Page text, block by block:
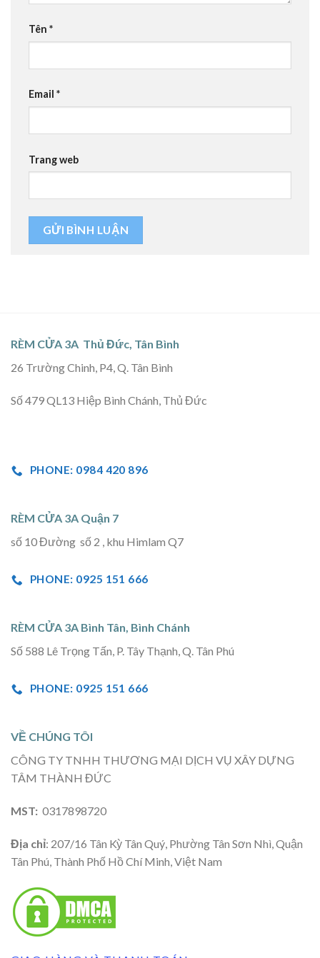
Tên *
Email *
Trang web
RÈM CỬA 3A Thủ Đức, Tân Bình
26 Trường Chinh, P4, Q. Tân Bình
Số 479 QL13 Hiệp Bình Chánh, Thủ Đức
PHONE: 0984 420 896
RÈM CỬA 3A Quận 7
số 10 Đường số 2 , khu Himlam Q7
PHONE: 0925 151 666
RÈM CỬA 3A Bình Tân, Bình Chánh
Số 588 Lê Trọng Tấn, P. Tây Thạnh, Q. Tân Phú
PHONE: 0925 151 666
VỀ CHÚNG TÔI
CÔNG TY TNHH THƯƠNG MẠI DỊCH VỤ XÂY DỰNG
TÂM THÀNH ĐỨC
MST: 0317898720
Địa chỉ: 207/16 Tân Kỳ Tân Quý, Phường Tân Sơn Nhì, Quận
Tân Phú, Thành Phố Hồ Chí Minh, Việt Nam